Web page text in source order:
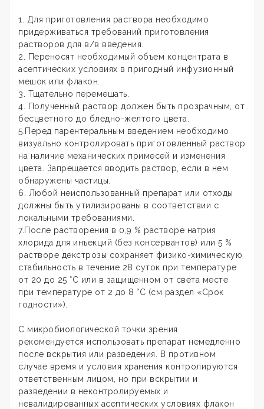
1. Для приготовления раствора необходимо
придерживаться требований приготовления
растворов для в/в введения.
2. Переносят необходимый объем концентрата в
асептических условиях в пригодный инфузионный
мешок или флакон.
3. Тщательно перемешать.
4. Полученный раствор должен быть прозрачным, от
бесцветного до бледно-желтого цвета.
5.Перед парентеральным введением необходимо
визуально контролировать приготовленный раствор
на наличие механических примесей и изменения
цвета. Запрещается вводить раствор, если в нем
обнаружены частицы.
6. Любой неиспользованный препарат или отходы
должны быть утилизированы в соответствии с
локальными требованиями.
7.После растворения в 0,9 % растворе натрия
хлорида для инъекций (без консервантов) или 5 %
растворе декстрозы сохраняет физико-химическую
стабильность в течение 28 суток при температуре
от 20 до 25 °С или в защищенном от света месте
при температуре от 2 до 8 °С (см раздел «Срок
годности»).
С микробиологической точки зрения
рекомендуется использовать препарат немедленно
после вскрытия или разведения. В противном
случае время и условия хранения контролируются
ответственным лицом, но при вскрытии и
разведении в неконтролируемых и
невалидированных асептических условиях флакон